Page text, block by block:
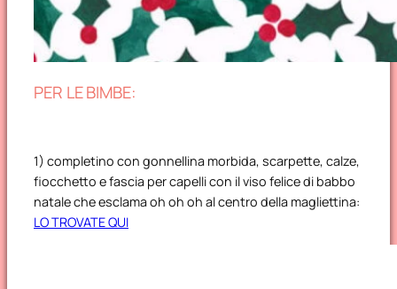
PER LE BIMBE:
1) completino con gonnellina morbida, scarpette, calze,
fiocchetto e fascia per capelli con il viso felice di babbo
natale che esclama oh oh oh al centro della magliettina:
LO TROVATE QUI